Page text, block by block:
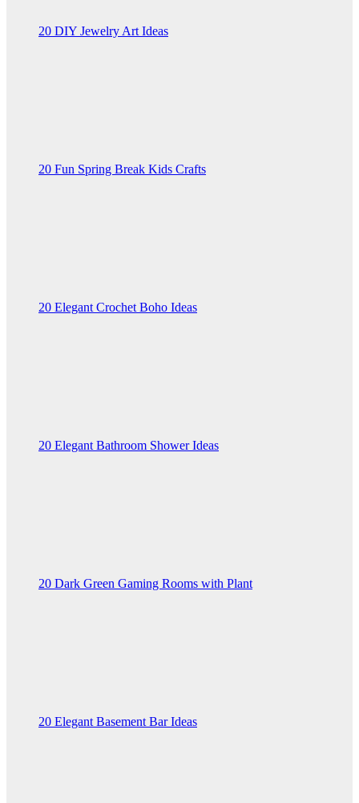
20 DIY Jewelry Art Ideas
20 Fun Spring Break Kids Crafts
20 Elegant Crochet Boho Ideas
20 Elegant Bathroom Shower Ideas
20 Dark Green Gaming Rooms with Plant
20 Elegant Basement Bar Ideas